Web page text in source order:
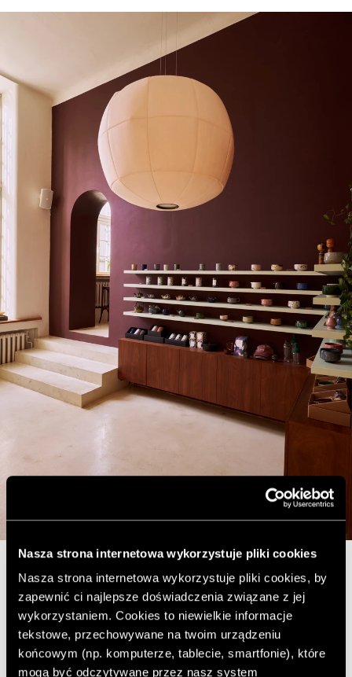
Nasza strona internetowa wykorzystuje pliki cookies
Nasza strona internetowa wykorzystuje pliki cookies, by
zapewnić ci najlepsze doświadczenia związane z jej
wykorzystaniem. Cookies to niewielkie informacje
tekstowe, przechowywane na twoim urządzeniu
końcowym (np. komputerze, tablecie, smartfonie), które
mogą być odczytywane przez nasz system
W obu salach dominują duże, wiszące lampy,
uzupełnione kinkietami oraz podłużnymi, papierowymi
formami nad barem i wspólnym stołem, nawiązującymi
do estetyki Japonii. Istotną rolę odgrywają również
naturalne materiały, których charakter zmienia się z